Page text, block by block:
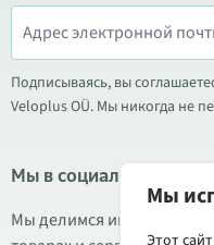
Подписываясь, вы
Veloplus OÜ. Мы никогда не
Мы в социальных сетях
Мы делимся информацией
Мы